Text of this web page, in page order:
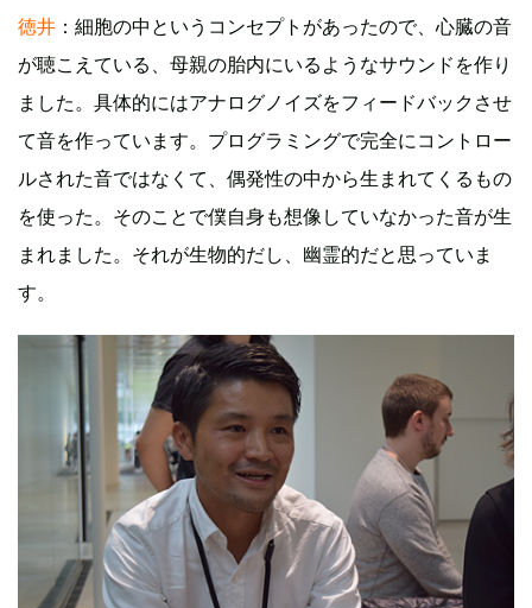
徳井 ：細胞の中というコンセプトがあったので、心臓の音
が聴こえている、母親の胎内にいるようなサウンドを作り
ました。具体的にはアナログノイズをフィードバックさせ
て音を作っています。プログラミングで完全にコントロー
ルされた音ではなくて、偶発性の中から生まれてくるもの
を使った。そのことで僕自身も想像していなかった音が生
まれました。それが生物的だし、幽霊的だと思っていま
す。